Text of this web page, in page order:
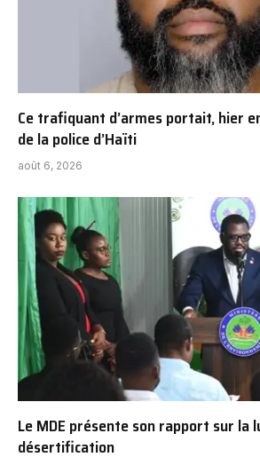
Ce trafiquant d’armes portait, hier
de la police d’Haïti
août 6, 2026
Le MDE présente son rapport sur la
désertification